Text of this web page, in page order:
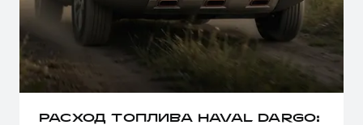
РАСХОД ТОПЛИВА HAVAL DARGO: